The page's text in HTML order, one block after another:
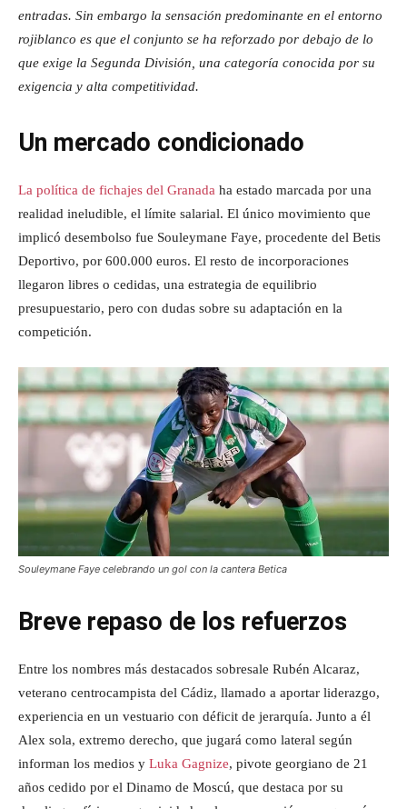
entradas. Sin embargo la sensación predominante en el entorno
rojiblanco es que el conjunto se ha reforzado por debajo de lo
que exige la Segunda División, una categoría conocida por su
exigencia y alta competitividad.
Un mercado condicionado
La política de fichajes del Granada ha estado marcada por una
realidad ineludible, el límite salarial. El único movimiento que
implicó desembolso fue Souleymane Faye, procedente del Betis
Deportivo, por 600.000 euros. El resto de incorporaciones
llegaron libres o cedidas, una estrategia de equilibrio
presupuestario, pero con dudas sobre su adaptación en la
competición.
Souleymane Faye celebrando un gol con la cantera Betica
Breve repaso de los refuerzos
Entre los nombres más destacados sobresale Rubén Alcaraz,
veterano centrocampista del Cádiz, llamado a aportar liderazgo,
experiencia en un vestuario con déficit de jerarquía. Junto a él
Alex sola, extremo derecho, que jugará como lateral según
informan los medios y Luka Gagnize, pivote georgiano de 21
años cedido por el Dinamo de Moscú, que destaca por su